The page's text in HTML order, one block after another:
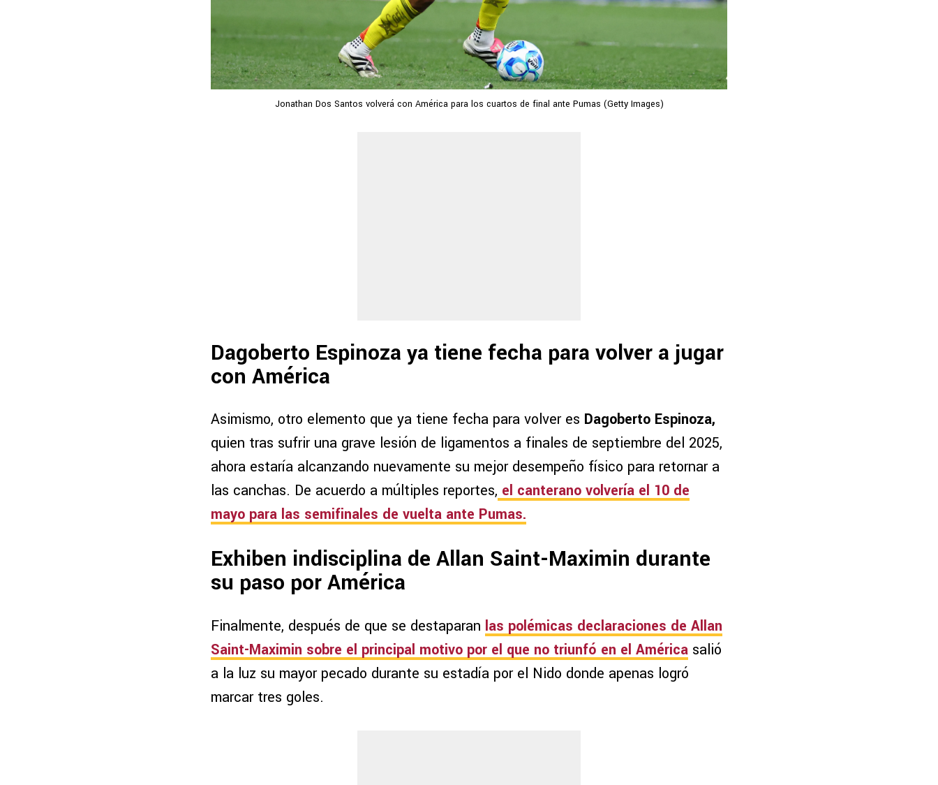
Jonathan Dos Santos volverá con América para los cuartos de final ante Pumas (Getty Images)
Dagoberto Espinoza ya tiene fecha para volver a jugar
con América
Asimismo, otro elemento que ya tiene fecha para volver es Dagoberto Espinoza,
quien tras sufrir una grave lesión de ligamentos a finales de septiembre del 2025,
ahora estaría alcanzando nuevamente su mejor desempeño físico para retornar a
las canchas. De acuerdo a múltiples reportes, el canterano volvería el 10 de
mayo para las semifinales de vuelta ante Pumas.
Exhiben indisciplina de Allan Saint-Maximin durante
su paso por América
Finalmente, después de que se destaparan las polémicas declaraciones de Allan
Saint-Maximin sobre el principal motivo por el que no triunfó en el América salió
a la luz su mayor pecado durante su estadía por el Nido donde apenas logró
marcar tres goles.